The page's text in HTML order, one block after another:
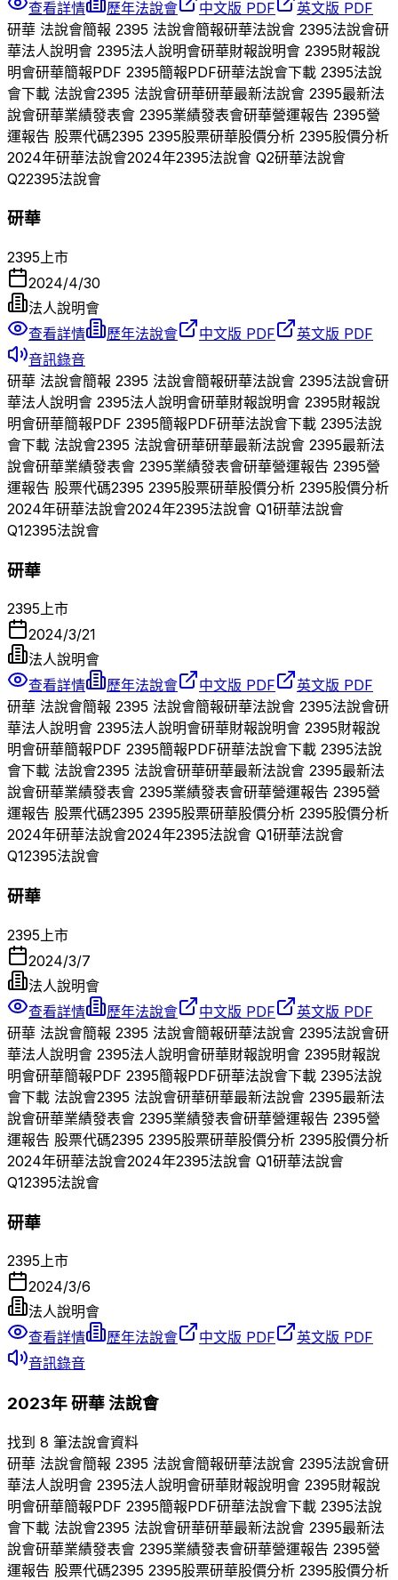
查看詳情 歷年法說會 中文版 PDF
英文版 PDF
研華 法說會簡報 2395 法說會簡報研華法說會 2395法說會研
華法人說明會 2395法人說明會研華財報說明會 2395財報說
明會研華簡報PDF 2395簡報PDF研華法說會下載 2395法說
會下載 法說會2395 法說會研華研華最新法說會 2395最新法
說會研華業績發表會 2395業績發表會研華營運報告 2395營
運報告 股票代碼2395 2395股票研華股價分析 2395股價分析
2024年研華法說會2024年2395法說會 Q2研華法說會
Q22395法說會
研華
2395上市
2024/4/30
法人說明會
查看詳情
歷年法說會 中文版 PDF
英文版 PDF
音訊錄音
研華 法說會簡報 2395 法說會簡報研華法說會 2395法說會研
華法人說明會 2395法人說明會研華財報說明會 2395財報說
明會研華簡報PDF 2395簡報PDF研華法說會下載 2395法說
會下載 法說會2395 法說會研華研華最新法說會 2395最新法
說會研華業績發表會 2395業績發表會研華營運報告 2395營
運報告 股票代碼2395 2395股票研華股價分析 2395股價分析
2024年研華法說會2024年2395法說會 Q1研華法說會
Q12395法說會
研華
2395上市
2024/3/21
法人說明會
查看詳情
歷年法說會 中文版 PDF
英文版 PDF
研華 法說會簡報 2395 法說會簡報研華法說會 2395法說會研
華法人說明會 2395法人說明會研華財報說明會 2395財報說
明會研華簡報PDF 2395簡報PDF研華法說會下載 2395法說
會下載 法說會2395 法說會研華研華最新法說會 2395最新法
說會研華業績發表會 2395業績發表會研華營運報告 2395營
運報告 股票代碼2395 2395股票研華股價分析 2395股價分析
2024年研華法說會2024年2395法說會 Q1研華法說會
Q12395法說會
研華
2395 上市
2024/3/7
法人說明會
查看詳情
歷年法說會 中文版 PDF
英文版 PDF
研華 法說會簡報 2395 法說會簡報研華法說會 2395法說會研
華法人說明會 2395法人說明會研華財報說明會 2395財報說
明會研華簡報PDF 2395簡報PDF研華法說會下載 2395法說
會下載 法說會2395 法說會研華研華最新法說會 2395最新法
說會研華業績發表會 2395業績發表會研華營運報告 2395營
運報告 股票代碼2395 2395股票研華股價分析 2395股價分析
2024年研華法說會2024年2395法說會 Q1研華法說會
Q12395法說會
研華
2395上市
2024/3/6
法人說明會
查看詳情
歷年法說會 中文版 PDF
英文版 PDF
音訊錄音
2023年研華法說會
找到 8 筆法說會資料
研華 法說會簡報 2395 法說會簡報研華法說會 2395法說會研
華法人說明會 2395法人說明會研華財報說明會 2395財報說
明會研華簡報PDF 2395簡報PDF研華法說會下載 2395法說
會下載 法說會2395 法說會研華研華最新法說會 2395最新法
說會研華業績發表會 2395業績發表會研華營運報告 2395營
運報告 股票代碼2395 2395股票研華股價分析 2395股價分析